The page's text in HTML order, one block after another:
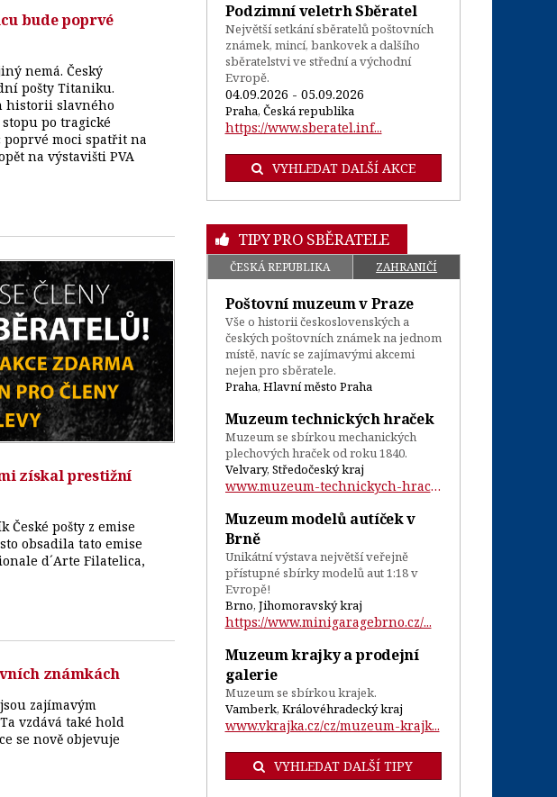
bude poprvé
nemá. Český
pošty Titaniku.
historii slavného
po tragické
moci spatřit na
na výstavišti PVA
získal prestižní
České pošty z emise
obsadila tato emise
d´Arte Filatelica,
známkách
zajímavým
vzdává také hold
se nově objevuje
Podzimní veletrh Sběratel
Největší setkání sběratelů poštovních
známek, mincí, bankovek a dalšího
sběratelstvi ve střední a východní
Evropě.
04.09.2026 - 05.09.2026
Praha, Česká republika
https://www.sberatel.inf...
VYHLEDAT DALŠÍ AKCE
TIPY PRO SBĚRATELE
ČESKÁ REPUBLIKA ZAHRANIČÍ
Poštovní muzeum v Praze
Vše o historii československých a
českých poštovních známek na jednom
místě, navíc se zajímavými akcemi
nejen pro sběratele.
Praha, Hlavní město Praha
Muzeum technických hraček
Muzeum se sbírkou mechanických
plechových hraček od roku 1840.
Velvary, Středočeský kraj
www.muzeum-technickych-hracek.cz/...
Muzeum modelů autíček v
Brně
Unikátní výstava největší veřejně
přístupné sbírky modelů aut 1:18 v
Evropě!
Brno, Jihomoravský kraj
https://www.minigaragebrno.cz/...
Muzeum krajky a prodejní
galerie
Muzeum se sbírkou krajek.
Vamberk, Královéhradecký kraj
www.vkrajka.cz/cz/muzeum-krajk...
VYHLEDAT DALŠÍ TIPY